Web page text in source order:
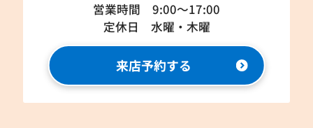
営業時間 9:00～17:00
定休日 水曜・木曜
来店予約する